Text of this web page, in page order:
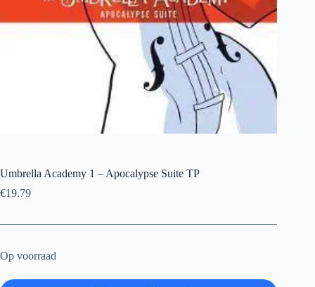
Umbrella Academy 1 – Apocalypse Suite TP
€19.79
Op voorraad